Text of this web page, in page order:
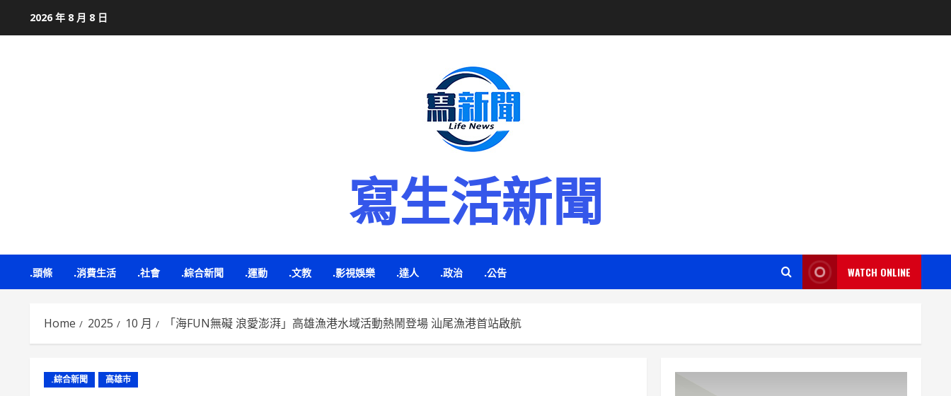
2026 年 8 月 8 日
寫生活新聞
.頭條 .消費生活 .社會 .綜合新聞 .運動 .文教 .影視娛樂 .達人 .政治 .公告 WATCH ONLINE
Home 2025 10 月 「海FUN無礙 浪愛澎湃」高雄漁港水域活動熱鬧登場 汕尾漁港首站啟航
.綜合新聞 高雄市